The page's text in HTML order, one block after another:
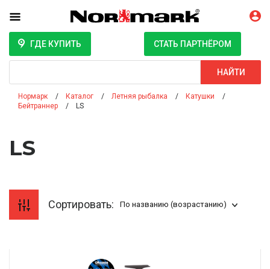
ГДЕ КУПИТЬ СТАТЬ ПАРТНЁРОМ
НАЙТИ
Нормарк Каталог Летняя рыбалка
Катушки
Бейтраннер
LS
LS
Сортировать: По названию (возрастанию)